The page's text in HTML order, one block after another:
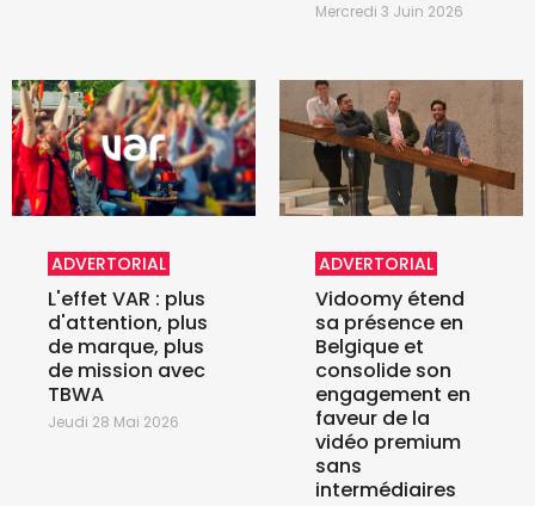
Mercredi 3 Juin 2026
ADVERTORIAL
L'effet VAR : plus
d'attention, plus
de marque, plus
de mission avec
TBWA
Jeudi 28 Mai 2026
ADVERTORIAL
Vidoomy étend
sa présence en
Belgique et
consolide son
engagement en
faveur de la
vidéo premium
sans
intermédiaires